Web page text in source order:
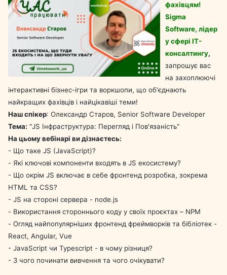
фахівцям!
Sigma
Software, лідер
у сфері IT-
консалтингу,
запрошує вас
на захоплюючі
інтерактивні бізнес-ігри та воркшопи, що об'єднають
найкращих фахівців і найцікавіші теми!
Наш спікер: Олександр Старов, Senior Software Developer
Тема: "JS Інфраструктура: Перегляд і Пов'язаність"
На цьому вебінарі ви дізнаєтесь:
- Що таке JS (JavaScript)?
- Які ключові компоненти входять в JS екосистему?
- Що окрім JS включає в себе фронтенд розробка, зокрема
HTML та CSS?
- JS на стороні сервера - node.js
- Використання стороннього коду у своїх проєктах – NPM
- Огляд найпопулярніших фронтенд фреймворків та бібліотек -
React, Angular, Vue
- JavaScript чи Typescript - в чому різниця?
- З чого починати вивчення та чого очікувати?